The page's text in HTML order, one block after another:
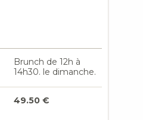
Brunch de 12h à
14h30. le dimanche.
49.50 €